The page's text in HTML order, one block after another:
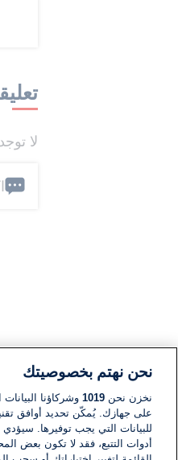
لا
نحن نهتم بخصوصيتك
نخزن نحن 1019 وشركاؤنا
على جهازك. يُمكّن تحديد أوافق
للبيانات التي يجب توفيرها.
أدوات التتبع، فقد لا تكون بعض